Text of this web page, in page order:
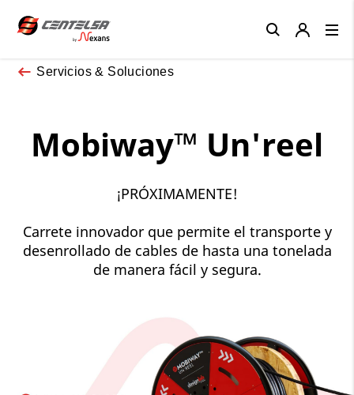
Servicios & Soluciones
Mobiway™ Un'reel
¡PRÓXIMAMENTE!
Carrete innovador que permite el transporte y
desenrollado de cables de hasta una tonelada
de manera fácil y segura.
Close